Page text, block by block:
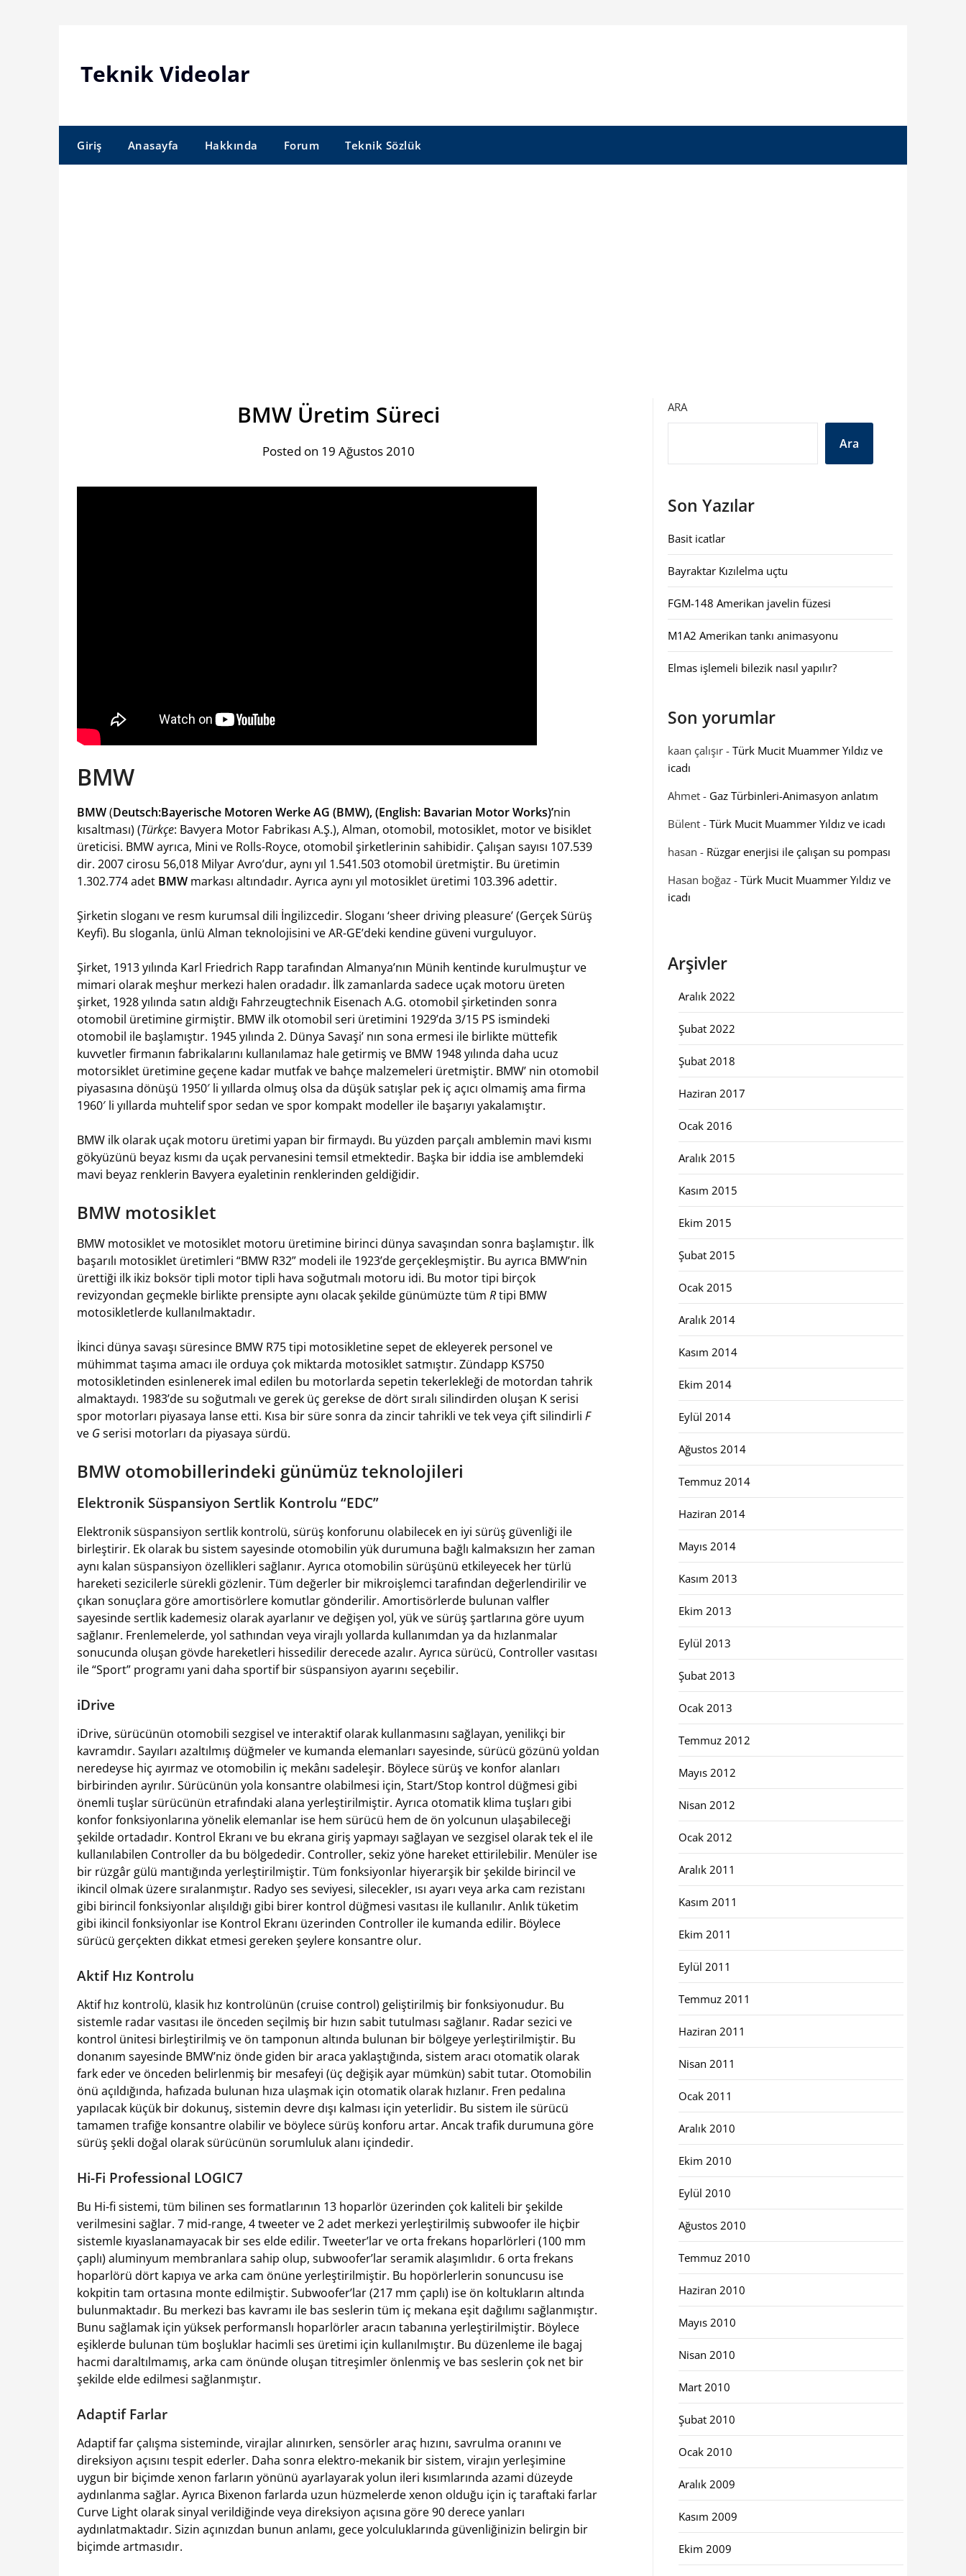
Teknik Videolar
Giriş Anasayfa Hakkında Forum Teknik Sözlük
BMW Üretim Süreci
Posted on 19 Ağustos 2010
BMW
BMW(Deutsch:Bayerische Motoren Werke AG (BMW), (English: Bavarian Motor Works)’nin
kısaltması) (Türkçe: Bavyera Motor Fabrikası A.Ş.), Alman, otomobil, motosiklet, motor ve bisiklet
üreticisi. BMW ayrıca, Mini ve Rolls-Royce, otomobil şirketlerinin sahibidir. Çalışan sayısı 107.539
dir. 2007 cirosu 56,018 Milyar Avro’dur, aynı yıl 1.541.503 otomobil üretmiştir. Bu üretimin
1.302.774 adet BMW markası altındadır. Ayrıca aynı yıl motosiklet üretimi 103.396 adettir.
Şirketin sloganı ve resm kurumsal dili İngilizcedir. Sloganı ‘sheer driving pleasure’ (Gerçek Sürüş
Keyfi). Bu sloganla, ünlü Alman teknolojisini ve AR-GE’deki kendine güveni vurguluyor.
Şirket, 1913 yılında Karl Friedrich Rapp tarafından Almanya’nın Münih kentinde kurulmuştur ve
mimari olarak meşhur merkezi halen oradadır. İlk zamanlarda sadece uçak motoru üreten
şirket, 1928 yılında satın aldığı Fahrzeugtechnik Eisenach A.G. otomobil şirketinden sonra
otomobil üretimine girmiştir. BMW ilk otomobil seri üretimini 1929’da 3/15 PS ismindeki
otomobil ile başlamıştır. 1945 yılında 2. Dünya Savaşi’ nın sona ermesi ile birlikte müttefik
kuvvetler firmanın fabrikalarını kullanılamaz hale getirmiş ve BMW 1948 yılında daha ucuz
motorsiklet üretimine geçene kadar mutfak ve bahçe malzemeleri üretmiştir. BMW’ nin otomobil
piyasasına dönüşü 1950′ li yıllarda olmuş olsa da düşük satışlar pek iç açıcı olmamiş ama firma
1960′ li yıllarda muhtelif spor sedan ve spor kompakt modeller ile başarıyı yakalamıştır.
BMW ilk olarak uçak motoru üretimi yapan bir firmaydı. Bu yüzden parçalı amblemin mavi kısmı
gökyüzünü beyaz kısmı da uçak pervanesini temsil etmektedir. Başka bir iddia ise amblemdeki
mavi beyaz renklerin Bavyera eyaletinin renklerinden geldiğidir.
BMW motosiklet
BMW motosiklet ve motosiklet motoru üretimine birinci dünya savaşından sonra başlamıştır. İlk
başarılı motosiklet üretimleri “BMW R32” modeli ile 1923’de gerçekleşmiştir. Bu ayrıca BMW’nin
ürettiği ilk ikiz boksör tipli motor tipli hava soğutmalı motoru idi. Bu motor tipi birçok
revizyondan geçmekle birlikte prensipte aynı olacak şekilde günümüzte tüm Rtipi BMW
motosikletlerde kullanılmaktadır.
İkinci dünya savaşı süresince BMW R75 tipi motosikletine sepet de ekleyerek personel ve
mühimmat taşıma amacı ile orduya çok miktarda motosiklet satmıştır. Zündapp KS750
motosikletinden esinlenerek imal edilen bu motorlarda sepetin tekerlekleği de motordan tahrik
almaktaydı. 1983’de su soğutmalı ve gerek üç gerekse de dört sıralı silindirden oluşan K serisi
spor motorları piyasaya lanse etti. Kısa bir süre sonra da zincir tahrikli ve tek veya çift silindirli F
ve Gserisi motorları da piyasaya sürdü.
BMW otomobillerindeki günümüz teknolojileri
Elektronik Süspansiyon Sertlik Kontrolu “EDC”
Elektronik süspansiyon sertlik kontrolü, sürüş konforunu olabilecek en iyi sürüş güvenliği ile
birleştirir. Ek olarak bu sistem sayesinde otomobilin yük durumuna bağlı kalmaksızın her zaman
aynı kalan süspansiyon özellikleri sağlanır. Ayrıca otomobilin sürüşünü etkileyecek her türlü
hareketi sezicilerle sürekli gözlenir. Tüm değerler bir mikroişlemci tarafından değerlendirilir ve
çıkan sonuçlara göre amortisörlere komutlar gönderilir. Amortisörlerde bulunan valfler
sayesinde sertlik kademesiz olarak ayarlanır ve değişen yol, yük ve sürüş şartlarına göre uyum
sağlanır. Frenlemelerde, yol sathından veya virajlı yollarda kullanımdan ya da hızlanmalar
sonucunda oluşan gövde hareketleri hissedilir derecede azalır. Ayrıca sürücü, Controller vasıtası
ile “Sport” programı yani daha sportif bir süspansiyon ayarını seçebilir.
iDrive
iDrive, sürücünün otomobili sezgisel ve interaktif olarak kullanmasını sağlayan, yenilikçi bir
kavramdır. Sayıları azaltılmış düğmeler ve kumanda elemanları sayesinde, sürücü gözünü yoldan
neredeyse hiç ayırmaz ve otomobilin iç mekânı sadeleşir. Böylece sürüş ve konfor alanları
birbirinden ayrılır. Sürücünün yola konsantre olabilmesi için, Start/Stop kontrol düğmesi gibi
önemli tuşlar sürücünün etrafındaki alana yerleştirilmiştir. Ayrıca otomatik klima tuşları gibi
konfor fonksiyonlarına yönelik elemanlar ise hem sürücü hem de ön yolcunun ulaşabileceği
şekilde ortadadır. Kontrol Ekranı ve bu ekrana giriş yapmayı sağlayan ve sezgisel olarak tek el ile
kullanılabilen Controller da bu bölgededir. Controller, sekiz yöne hareket ettirilebilir. Menüler ise
bir rüzgâr gülü mantığında yerleştirilmiştir. Tüm fonksiyonlar hiyerarşik bir şekilde birincil ve
ikincil olmak üzere sıralanmıştır. Radyo ses seviyesi, silecekler, ısı ayarı veya arka cam rezistanı
gibi birincil fonksiyonlar alışıldığı gibi birer kontrol düğmesi vasıtası ile kullanılır. Anlık tüketim
gibi ikincil fonksiyonlar ise Kontrol Ekranı üzerinden Controller ile kumanda edilir. Böylece
sürücü gerçekten dikkat etmesi gereken şeylere konsantre olur.
Aktif Hız Kontrolu
Aktif hız kontrolü, klasik hız kontrolünün (cruise control) geliştirilmiş bir fonksiyonudur. Bu
sistemle radar vasıtası ile önceden seçilmiş bir hızın sabit tutulması sağlanır. Radar sezici ve
kontrol ünitesi birleştirilmiş ve ön tamponun altında bulunan bir bölgeye yerleştirilmiştir. Bu
donanım sayesinde BMW’niz önde giden bir araca yaklaştığında, sistem aracı otomatik olarak
fark eder ve önceden belirlenmiş bir mesafeyi (üç değişik ayar mümkün) sabit tutar. Otomobilin
önü açıldığında, hafızada bulunan hıza ulaşmak için otomatik olarak hızlanır. Fren pedalına
yapılacak küçük bir dokunuş, sistemin devre dışı kalması için yeterlidir. Bu sistem ile sürücü
tamamen trafiğe konsantre olabilir ve böylece sürüş konforu artar. Ancak trafik durumuna göre
sürüş şekli doğal olarak sürücünün sorumluluk alanı içindedir.
Hi-Fi Professional LOGIC7
Bu Hi-fi sistemi, tüm bilinen ses formatlarının 13 hoparlör üzerinden çok kaliteli bir şekilde
verilmesini sağlar. 7 mid-range, 4 tweeter ve 2 adet merkezi yerleştirilmiş subwoofer ile hiçbir
sistemle kıyaslanamayacak bir ses elde edilir. Tweeter’lar ve orta frekans hoparlörleri (100 mm
çaplı) aluminyum membranlara sahip olup, subwoofer’lar seramik alaşımlıdır. 6 orta frekans
hoparlörü dört kapıya ve arka cam önüne yerleştirilmiştir. Bu hopörlerlerin sonuncusu ise
kokpitin tam ortasına monte edilmiştir. Subwoofer’lar (217 mm çaplı) ise ön koltukların altında
bulunmaktadır. Bu merkezi bas kavramı ile bas seslerin tüm iç mekana eşit dağılımı sağlanmıştır.
Bunu sağlamak için yüksek performanslı hoparlörler aracın tabanına yerleştirilmiştir. Böylece
eşiklerde bulunan tüm boşluklar hacimli ses üretimi için kullanılmıştır. Bu düzenleme ile bagaj
hacmi daraltılmamış, arka cam önünde oluşan titreşimler önlenmiş ve bas seslerin çok net bir
şekilde elde edilmesi sağlanmıştır.
Adaptif Farlar
Adaptif far çalışma sisteminde, virajlar alınırken, sensörler araç hızını, savrulma oranını ve
direksiyon açısını tespit ederler. Daha sonra elektro-mekanik bir sistem, virajın yerleşimine
uygun bir biçimde xenon farların yönünü ayarlayarak yolun ileri kısımlarında azami düzeyde
aydınlanma sağlar. Ayrıca Bixenon farlarda uzun hüzmelerde xenon olduğu için iç taraftaki farlar
Curve Light olarak sinyal verildiğinde veya direksiyon açısına göre 90 derece yanları
aydınlatmaktadır. Sizin açınızdan bunun anlamı, gece yolculuklarında güvenliğinizin belirgin bir
biçimde artmasıdır.
ARA
Ara
Son Yazılar
Basit icatlar
Bayraktar Kızılelma uçtu
FGM-148 Amerikan javelin füzesi
M1A2 Amerikan tankı animasyonu
Elmas işlemeli bilezik nasıl yapılır?
Son yorumlar
kaan çalışır- Türk Mucit Muammer Yıldız ve
icadı
Ahmet- Gaz Türbinleri-Animasyon anlatım
Bülent- Türk Mucit Muammer Yıldız ve icadı
hasan - Rüzgar enerjisi ile çalışan su pompası
Hasan boğaz- Türk Mucit Muammer Yıldız ve
icadı
Arşivler
Aralık 2022
Şubat 2022
Şubat 2018
Haziran 2017
Ocak 2016
Aralık 2015
Kasım 2015
Ekim 2015
Şubat 2015
Ocak 2015
Aralık 2014
Kasım 2014
Ekim 2014
Eylül 2014
Ağustos 2014
Temmuz 2014
Haziran 2014
Mayıs 2014
Kasım 2013
Ekim 2013
Eylül 2013
Şubat 2013
Ocak 2013
Temmuz 2012
Mayıs 2012
Nisan 2012
Ocak 2012
Aralık 2011
Kasım 2011
Ekim 2011
Eylül 2011
Temmuz 2011
Haziran 2011
Nisan 2011
Ocak 2011
Aralık 2010
Ekim 2010
Eylül 2010
Ağustos 2010
Temmuz 2010
Haziran 2010
Mayıs 2010
Nisan 2010
Mart 2010
Şubat 2010
Ocak 2010
Aralık 2009
Kasım 2009
Ekim 2009